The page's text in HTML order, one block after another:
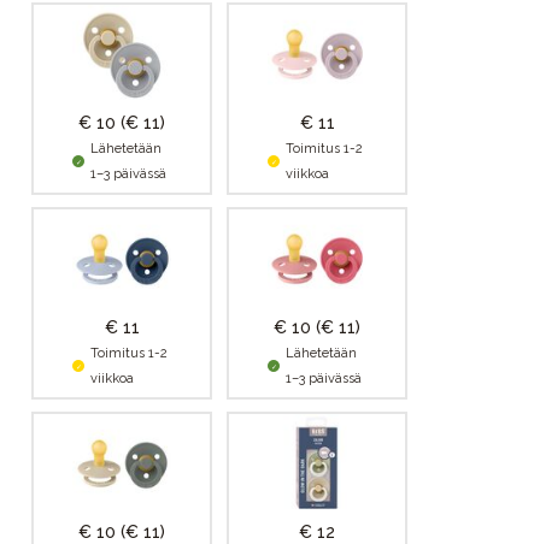
€ 10 (€ 11)
Lähetetään
1–3 päivässä
€ 11
Toimitus 1-2
viikkoa
€ 11
Toimitus 1-2
viikkoa
€ 10 (€ 11)
Lähetetään
1–3 päivässä
€ 10 (€ 11) € 12